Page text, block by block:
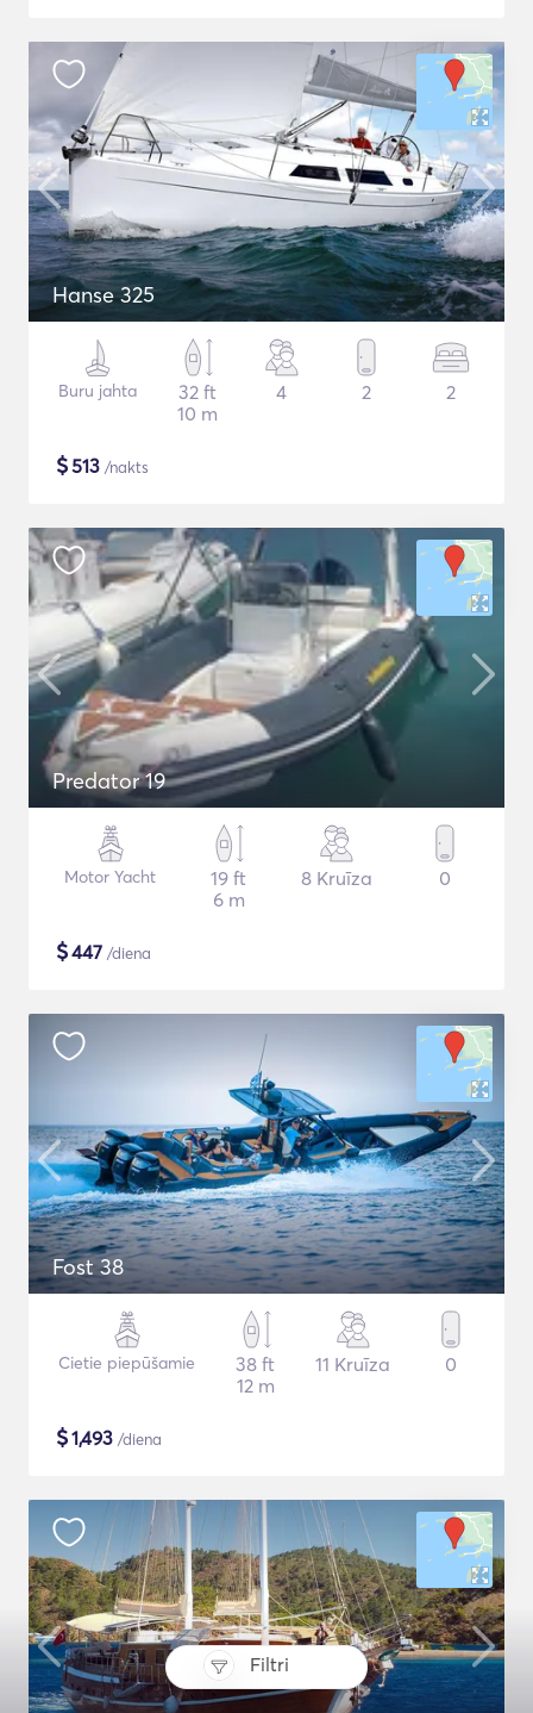
Filtri
Hanse 325
Buru jahta
32 ft
10 m
4 2 2
$513 /nakts
Predator 19
Motor Yacht
19 ft
6 m
8 Kruīza 0
$447 /diena
Fost 38
Cietie piepūšamie
38 ft
12 m
11 Kruīza 0
$1,493 /diena